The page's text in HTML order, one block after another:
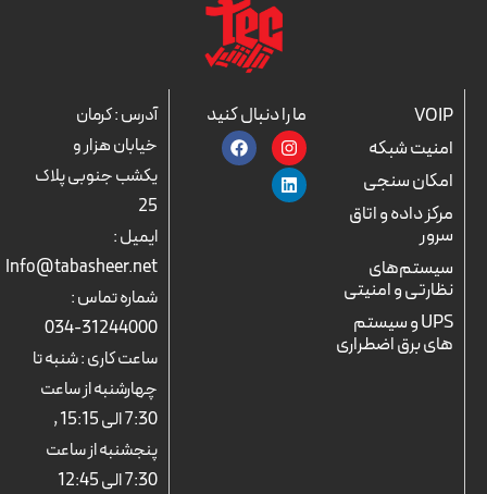
VOIP
امنیت شبکه
امکان سنجی
مرکز داده و اتاق
سرور
سیستم‌های
نظارتی و امنیتی
UPS و سیستم
های برق اضطراری
ما را دنبال کنید
I
n
s
t
a
F
a
c
L
i
n
k
e
آدرس : کرمان
خیابان هزار و
یکشب جنوبی پلاک
25
ایمیل :
Info@tabasheer.net
شماره تماس :
31244000-034
ساعت کاری : شنبه تا
چهارشنبه از ساعت
7:30 الی 15:15 ,
پنجشنبه از ساعت
7:30 الی 12:45